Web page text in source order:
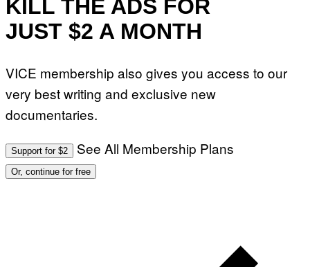
KILL THE ADS FOR
JUST $2 A MONTH
VICE membership also gives you access to our
very best writing and exclusive new
documentaries.
Support for $2 See All Membership Plans
Or, continue for free